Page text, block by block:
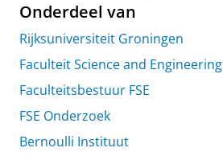
Onderdeel van
Rijksuniversiteit Groningen
Faculteit Science and Engineering
Faculteitsbestuur FSE
FSE Onderzoek
Bernoulli Instituut